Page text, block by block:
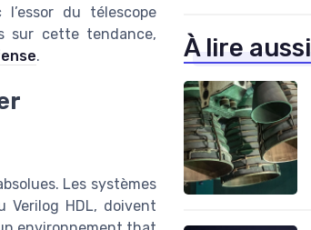
du télescope
sur cette tendance,
.
Les systèmes
Verilog HDL, doivent
À lire aussi